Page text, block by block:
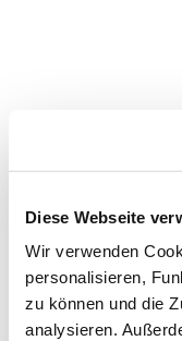
Diese Webseite
Wir verwenden
personalisieren,
zu können und die
analysieren.